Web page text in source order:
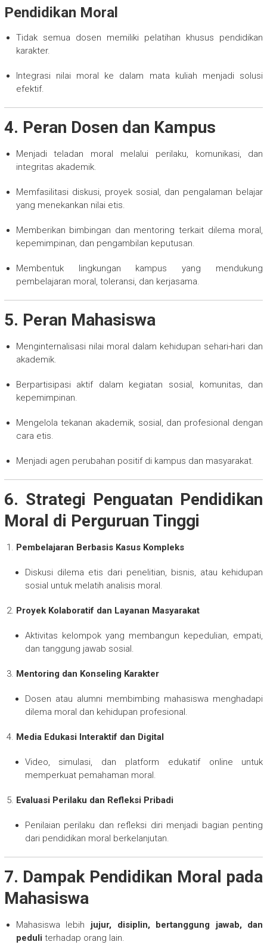
Pendidikan Moral
Tidak semua dosen memiliki pelatihan khusus pendidikan
karakter.
Integrasi nilai moral ke dalam mata kuliah menjadi solusi
efektif.
4. Peran Dosen dan Kampus
Menjadi teladan moral melalui perilaku, komunikasi, dan
integritas akademik.
Memfasilitasi diskusi, proyek sosial, dan pengalaman belajar
yang menekankan nilai etis.
Memberikan bimbingan dan mentoring terkait dilema moral,
kepemimpinan, dan pengambilan keputusan.
Membentuk lingkungan kampus yang mendukung
pembelajaran moral, toleransi, dan kerjasama.
5. Peran Mahasiswa
Menginternalisasi nilai moral dalam kehidupan sehari-hari dan
akademik.
Berpartisipasi aktif dalam kegiatan sosial, komunitas, dan
kepemimpinan.
Mengelola tekanan akademik, sosial, dan profesional dengan
cara etis.
Menjadi agen perubahan positif di kampus dan masyarakat.
6. Strategi Penguatan Pendidikan
Moral di Perguruan Tinggi
Pembelajaran Berbasis Kasus Kompleks
Diskusi dilema etis dari penelitian, bisnis, atau kehidupan
sosial untuk melatih analisis moral.
Proyek Kolaboratif dan Layanan Masyarakat
Aktivitas kelompok yang membangun kepedulian, empati,
dan tanggung jawab sosial.
Mentoring dan Konseling Karakter
Dosen atau alumni membimbing mahasiswa menghadapi
dilema moral dan kehidupan profesional.
Media Edukasi Interaktif dan Digital
Video, simulasi, dan platform edukatif online untuk
memperkuat pemahaman moral.
Evaluasi Perilaku dan Refleksi Pribadi
Penilaian perilaku dan refleksi diri menjadi bagian penting
dari pendidikan moral berkelanjutan.
7. Dampak Pendidikan Moral pada
Mahasiswa
Mahasiswa lebih jujur, disiplin, bertanggung jawab, dan
peduli terhadap orang lain.